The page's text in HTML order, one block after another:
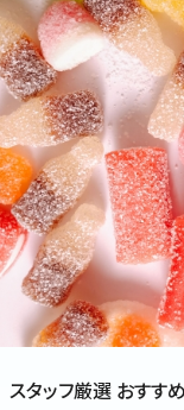
スタッフ厳選 おすす